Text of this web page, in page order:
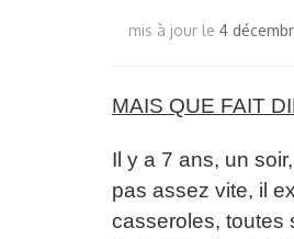
mis à jour le 4
MAIS QUE FAIT
Il y a 7 ans, un
pas assez vite, il
casseroles, toutes